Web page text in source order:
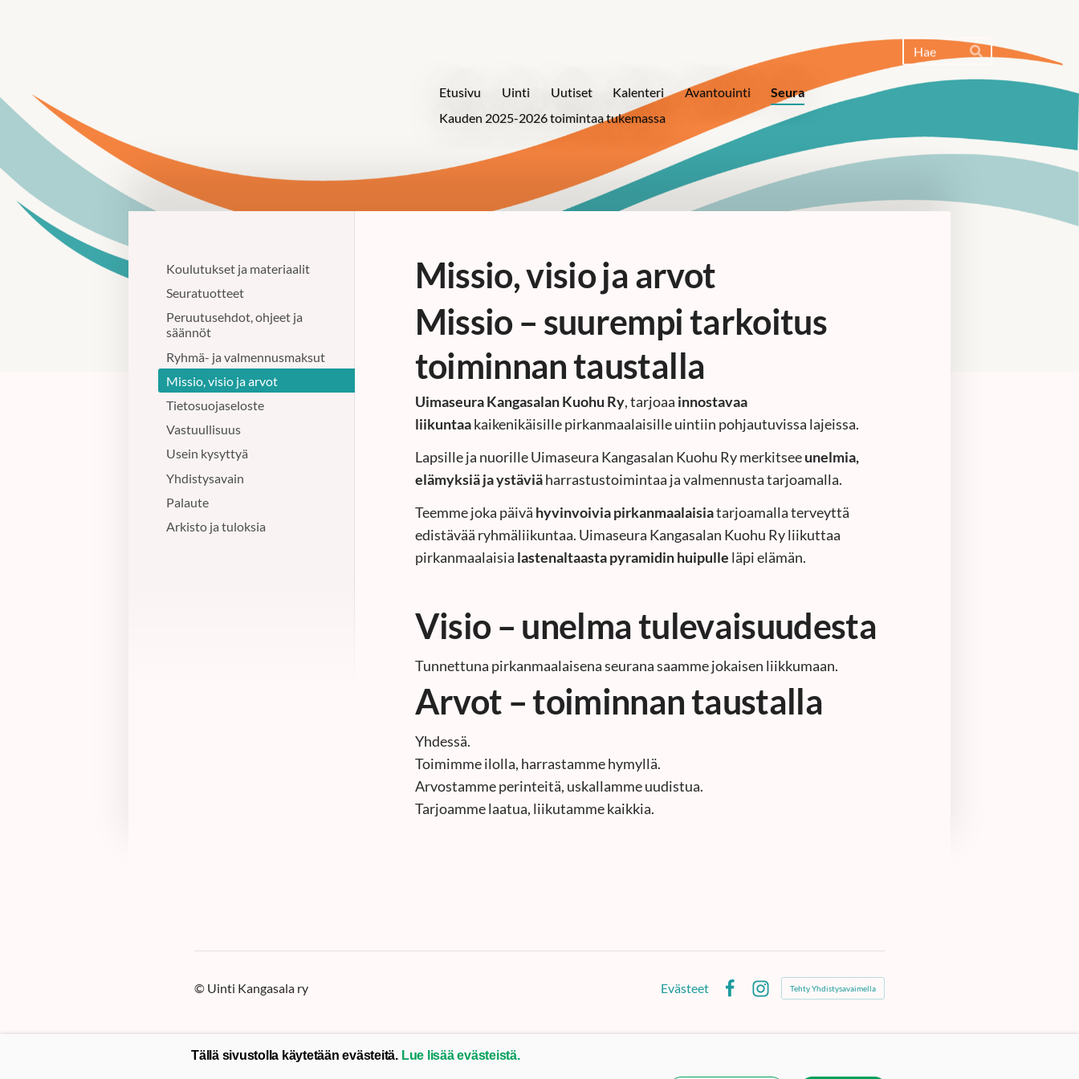
Haku
Etusivu Uinti Uutiset Kalenteri Avantouinti
Seura
Kauden 2025-2026 toimintaa tukemassa
Koulutukset ja materiaalit
Seuratuotteet
Peruutusehdot, ohjeet ja
säännöt
Ryhmä- ja valmennusmaksut
Missio, visio ja arvot
Tietosuojaseloste
Vastuullisuus
Usein kysyttyä
Yhdistysavain
Palaute
Arkisto ja tuloksia
Missio, visio ja arvot
Missio – suurempi tarkoitus
toiminnan taustalla
Uimaseura Kangasalan Kuohu Ry, tarjoaa innostavaa
liikuntaakaikenikäisille pirkanmaalaisille uintiin pohjautuvissa lajeissa.
Lapsille ja nuorille Uimaseura Kangasalan Kuohu Ry merkitseeunelmia,
elämyksiä ja ystäviäharrastustoimintaa ja valmennusta tarjoamalla.
Teemme joka päivä hyvinvoivia pirkanmaalaisiatarjoamalla terveyttä
edistävää ryhmäliikuntaa. Uimaseura Kangasalan Kuohu Ry liikuttaa
pirkanmaalaisia lastenaltaasta pyramidin huipulle läpi elämän.
Visio – unelma tulevaisuudesta
Tunnettuna pirkanmaalaisena seurana saamme jokaisen liikkumaan.
Arvot – toiminnan taustalla
Yhdessä.
Toimimme ilolla, harrastamme hymyllä.
Arvostamme perinteitä, uskallamme uudistua.
Tarjoamme laatua, liikutamme kaikkia.
© Uinti Kangasala ry
Evästeet
Instagram
Tehty Yhdistysavaimella
Tällä sivustolla käytetään evästeitä. Lue lisää evästeistä.